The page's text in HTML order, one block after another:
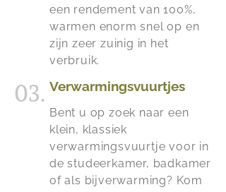
een rendement van 100%,
warmen enorm snel op en
zijn zeer zuinig in het
verbruik.
03. Verwarmingsvuurtjes
Bent u op zoek naar een
klein, klassiek
verwarmingsvuurtje voor in
de studeerkamer, badkamer
of als bijverwarming? Kom